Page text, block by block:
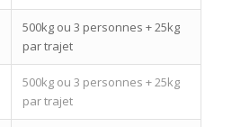
500kg ou 3 personnes + 25kg
par trajet
500kg ou 3 personnes + 25kg
par trajet